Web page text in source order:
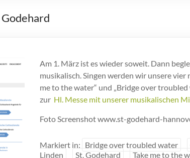
Am 1. März ist es wieder soweit. Dann
musikalisch. Singen werden wir unsere vier
me to the water“ und „Bridge over
zur Hl. Messe mit unserer musikalischen
Foto Screenshot www.st-godehard-
Markiert in: Bridge over troubled water
Linden
St. Godehard Take me to the